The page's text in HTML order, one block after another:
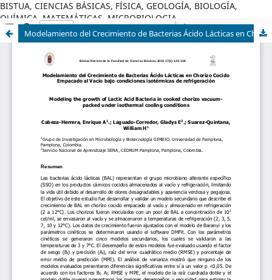
BISTUA, CIENCIAS BÁSICAS, FÍSICA, GEOLOGÍA, BIOLOGÍA,
QUÍMICA, MATEMÁTICAS, MICROBIOLOGIA
Modelamiento del Crecimiento de Bacterias Ácido Lácticas en Chorizo Cocido Empacado al Vacío bajo condiciones isotérmicas de refrigeración